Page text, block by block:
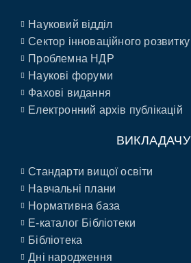
Науковий відділ
Сектор інноваційного розвитку
Проблемна НДР
Наукові форуми
Фахові видання
Електронний архів публікацій
ВИКЛАДАЧУ
Стандарти вищої освіти
Навчальні плани
Нормативна база
E-каталог Бібліотеки
Бібліотека
Дні народження